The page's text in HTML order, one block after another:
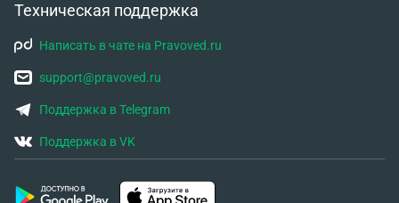
Техническая поддержка
Написать в чате на Pravoved.ru
support@pravoved.ru
Поддержка в Telegram
Поддержка в VK